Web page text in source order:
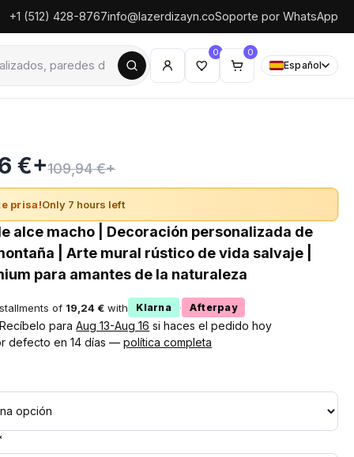
+1 (512) 428-8767info@lazerdizayn.coSoporte por WhatsApp
0 0
Español
€+109,94 €+
prisa!Only 7 hours left
alce macho | Decoración personalizada de
| Arte mural rústico de vida salvaje |
para amantes de la naturaleza
of 19,24 € with Klarna · Afterpay
paraAug 13-Aug 16 si haces el pedido hoy
defecto en 14 días —política completa